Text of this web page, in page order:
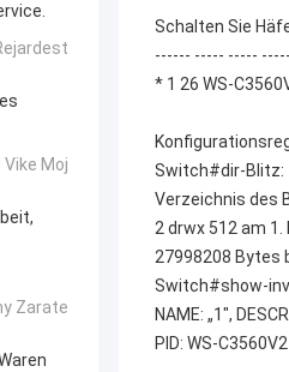
Moj
Zarate
Schalten Sie
------ ----- -----
* 1 26 WS-
Switch#dir-Blitz:
Verzeichnis des
2 drwx 512 am
27998208 Bytes
Switch#show-inv
NAME: „1",
PID: WS-